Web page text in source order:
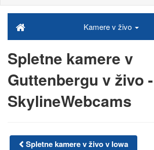
Kamere v živo
Spletne kamere v
Guttenbergu v živo -
SkylineWebcams
Spletne kamere v živo v Iowa